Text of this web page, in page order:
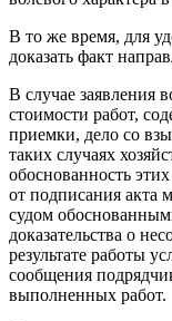
В то же время, для
доказать факт
В случае заявления
стоимости работ,
приемки, дело со
таких случаях
обоснованность
от подписания акта
судом
доказательства о
результате работы
сообщения
выполненных работ.